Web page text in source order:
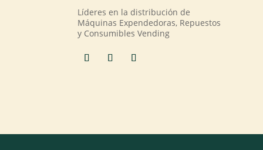
Líderes en la distribución de
Máquinas Expendedoras, Repuestos
y Consumibles Vending